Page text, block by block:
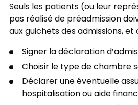
Seuls les patients (ou leur
pas réalisé de préadmission
aux guichets des admissions, et
Signer la déclaration
Choisir le type de chambre
Déclarer une éventuelle
hospitalisation ou aide